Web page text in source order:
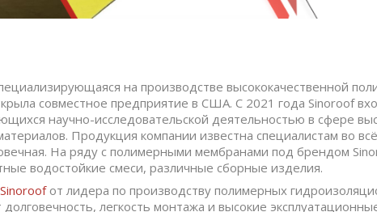
на производстве высококачественной
совместное предприятие в США. С 2021 года Sinoroof
научно-исследовательской деятельностью в сфере
Продукция компании известна специалистам во
На ряду с полимерными мембранами под брендом
водостойкие смеси, различные сборные изделия.
Sinoroofот лидера по производству полимерных
легкость монтажа и высокие